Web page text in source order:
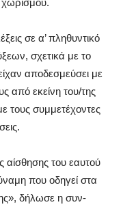
χωρισμού.
σε α’ πληθυντικό
σχετικά με το
αποδεσμεύσει με
από εκείνη του/της
τους συμμετέχοντες
αίσθησης του εαυτού
που οδηγεί στα
δήλωσε η συν-